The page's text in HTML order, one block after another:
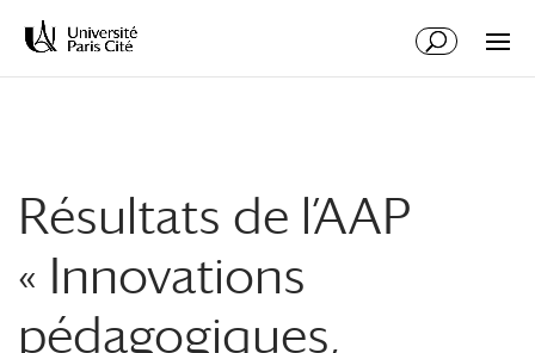
Résultats de l’AAP
« Innovations
pédagogiques,